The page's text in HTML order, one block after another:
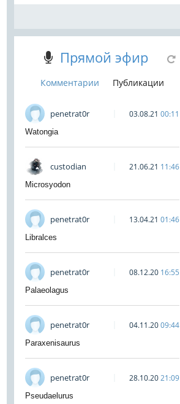
Прямой эфир
Комментарии Публикации
penetrat0r 03.08.21 00:11
Watongia
custodian 21.06.21 11:46
Microsyodon
penetrat0r 13.04.21 01:46
Libralces
penetrat0r 08.12.20 16:55
Palaeolagus
penetrat0r 04.11.2009:44
Paraxenisaurus
penetrat0r 28.10.2021:09
Pseudaelurus